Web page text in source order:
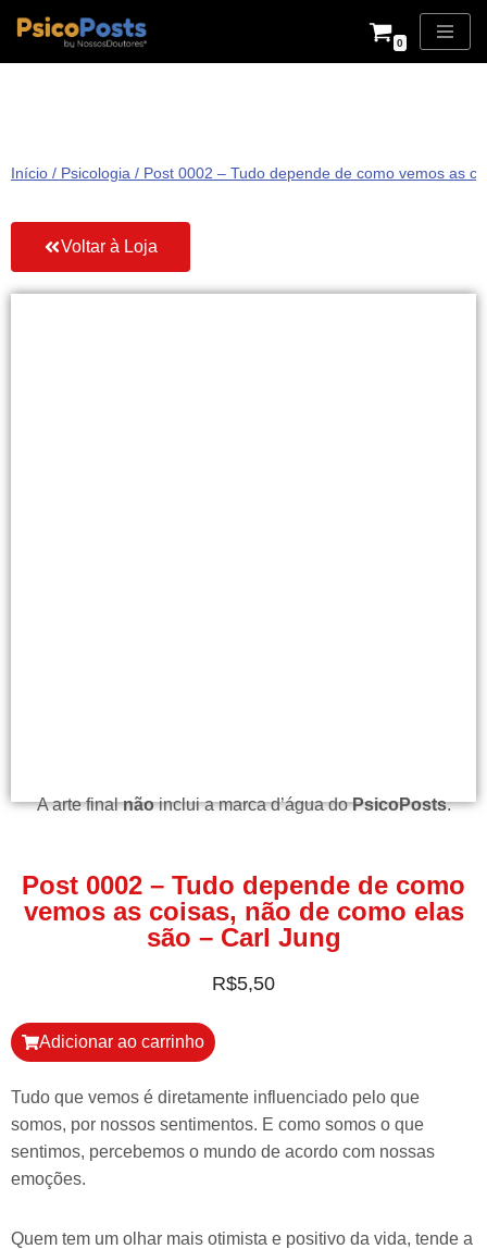
Pular
0
Início / Psicologia / Post 0002 – Tudo depende de como vemos as
Voltar à Loja
A arte finalnãoinclui a marca d’água doPsicoPosts.
Post 0002 – Tudo depende de como
vemos as coisas, não de como elas
são – Carl Jung
R$5,50
Adicionar ao carrinho
Tudo que vemos é diretamente influenciado pelo que
somos, por nossos sentimentos. E como somos o que
sentimos, percebemos o mundo de acordo com nossas
emoções.
Quem tem um olhar mais otimista e positivo da vida, tende a